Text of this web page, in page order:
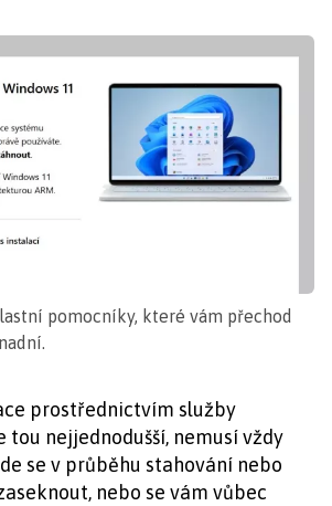
pomocníky, které vám přechod
prostřednictvím služby
tou nejjednodušší, nemusí vždy
se v průběhu stahování nebo
nebo se vám vůbec